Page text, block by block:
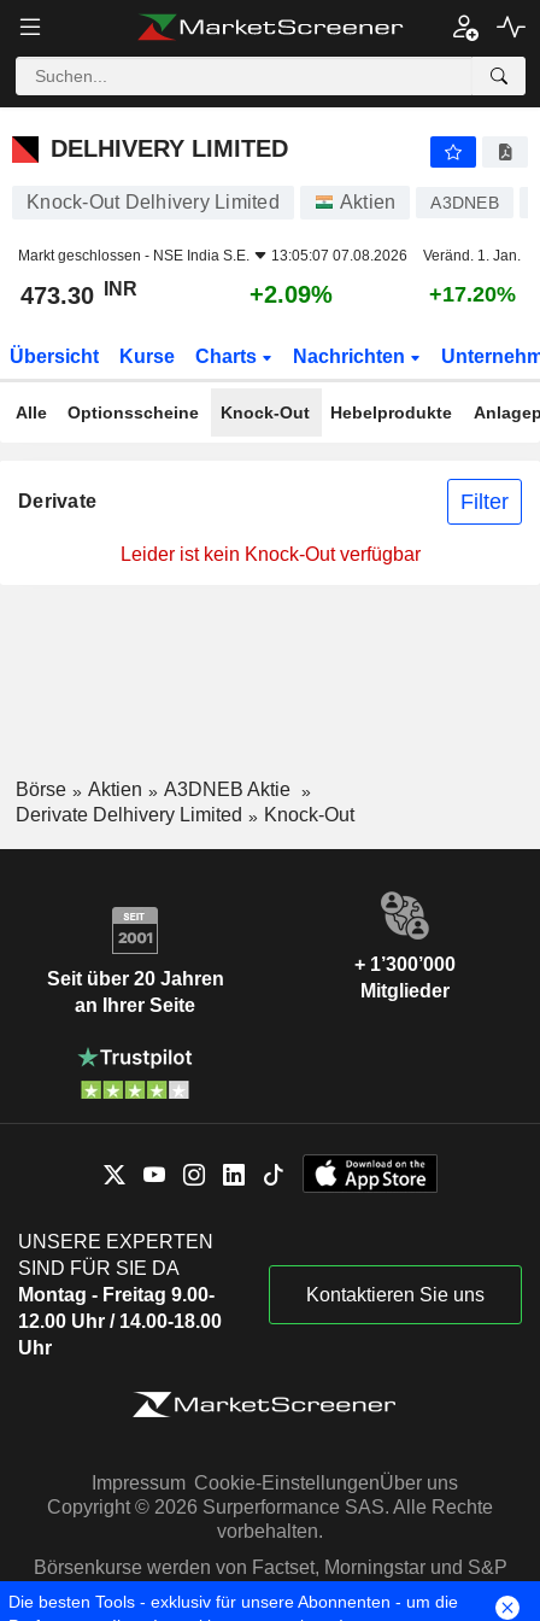
DELHIVERY LIMITED
DELHIVERY LIMITED
Knock-Out Delhivery Limited Aktien A3DNEB
Markt geschlossen - NSE India S.E. 13:05:07 07.08.2026 Veränd. 1. Jan.
473.30 INR +2.09% +17.20%
Übersicht Kurse Charts Nachrichten
Alle Optionsscheine Knock-Out Hebelprodukte
Derivate Filter
Leider ist kein Knock-Out verfügbar
Börse Aktien
A3DNEB Aktie
Derivate Delhivery Limited
Knock-Out
Seit über 20 Jahren
an Ihrer Seite
+ 1’300’000
Mitglieder
UNSERE EXPERTEN
SIND FÜR SIE DA
Montag - Freitag 9.00-
12.00 Uhr / 14.00-18.00
Uhr
Kontaktieren Sie uns
Impressum Cookie-EinstellungenÜber uns
Copyright © 2026 Surperformance SAS. Alle Rechte
vorbehalten.
Börsenkurse werden von Factset, Morningstar und S&P
Capital IQ zur Verfügung gestellt
Die besten Tools - exklusiv für unsere Abonnenten - um die